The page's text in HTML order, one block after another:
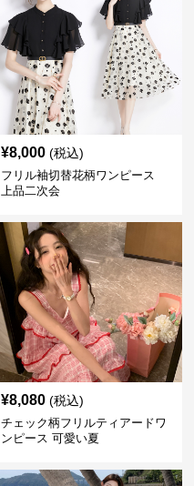
¥8,000 (税込)
フリル袖切替花柄ワンピース
上品二次会
¥8,080 (税込)
チェック柄フリルティアードワ
ンピース 可愛い夏